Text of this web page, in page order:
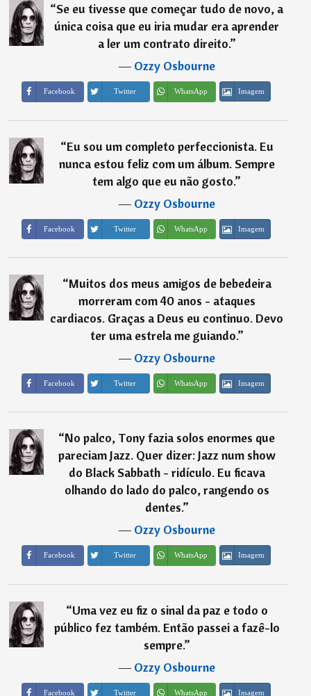
“Se eu tivesse que começar tudo de novo, a
única coisa que eu iria mudar era aprender
a ler um contrato direito.”
―Ozzy Osbourne
Facebook Twitter WhatsApp Imagem
“Eu sou um completo perfeccionista. Eu
nunca estou feliz com um álbum. Sempre
tem algo que eu não gosto.”
―Ozzy Osbourne
Facebook Twitter WhatsApp Imagem
“Muitos dos meus amigos de bebedeira
morreram com 40 anos - ataques
cardiacos. Graças a Deus eu continuo. Devo
ter uma estrela me guiando.”
―Ozzy Osbourne
Facebook Twitter WhatsApp Imagem
“No palco, Tony fazia solos enormes que
pareciam Jazz. Quer dizer: Jazz num show
do Black Sabbath - ridículo. Eu ficava
olhando do lado do palco, rangendo os
dentes.”
―Ozzy Osbourne
Facebook Twitter WhatsApp Imagem
“Uma vez eu fiz o sinal da paz e todo o
público fez também. Então passei a fazê-lo
sempre.”
―Ozzy Osbourne
Facebook Twitter WhatsApp Imagem